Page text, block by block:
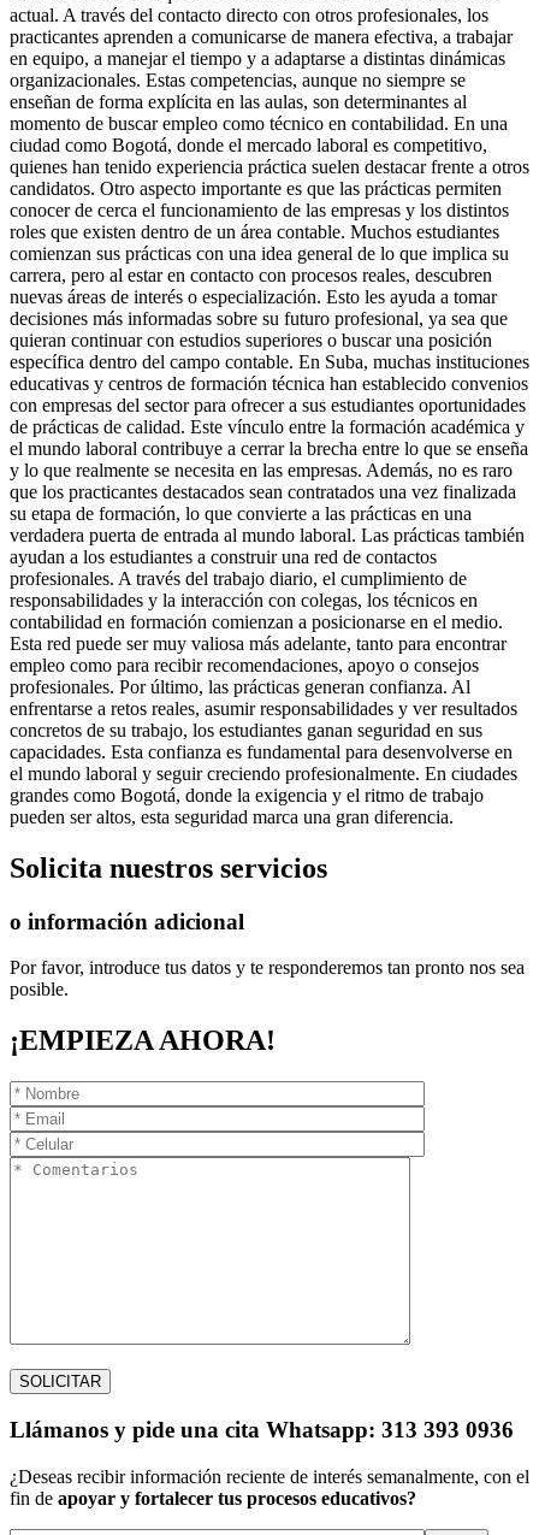
actual. A través del contacto directo con otros profesionales, los
practicantes aprenden a comunicarse de manera efectiva, a trabajar
en equipo, a manejar el tiempo y a adaptarse a distintas dinámicas
organizacionales. Estas competencias, aunque no siempre se
enseñan de forma explícita en las aulas, son determinantes al
momento de buscar empleo como técnico en contabilidad. En una
ciudad como Bogotá, donde el mercado laboral es competitivo,
quienes han tenido experiencia práctica suelen destacar frente a otros
candidatos. Otro aspecto importante es que las prácticas permiten
conocer de cerca el funcionamiento de las empresas y los distintos
roles que existen dentro de un área contable. Muchos estudiantes
comienzan sus prácticas con una idea general de lo que implica su
carrera, pero al estar en contacto con procesos reales, descubren
nuevas áreas de interés o especialización. Esto les ayuda a tomar
decisiones más informadas sobre su futuro profesional, ya sea que
quieran continuar con estudios superiores o buscar una posición
específica dentro del campo contable. En Suba, muchas instituciones
educativas y centros de formación técnica han establecido convenios
con empresas del sector para ofrecer a sus estudiantes oportunidades
de prácticas de calidad. Este vínculo entre la formación académica y
el mundo laboral contribuye a cerrar la brecha entre lo que se enseña
y lo que realmente se necesita en las empresas. Además, no es raro
que los practicantes destacados sean contratados una vez finalizada
su etapa de formación, lo que convierte a las prácticas en una
verdadera puerta de entrada al mundo laboral. Las prácticas también
ayudan a los estudiantes a construir una red de contactos
profesionales. A través del trabajo diario, el cumplimiento de
responsabilidades y la interacción con colegas, los técnicos en
contabilidad en formación comienzan a posicionarse en el medio.
Esta red puede ser muy valiosa más adelante, tanto para encontrar
empleo como para recibir recomendaciones, apoyo o consejos
profesionales. Por último, las prácticas generan confianza. Al
enfrentarse a retos reales, asumir responsabilidades y ver resultados
concretos de su trabajo, los estudiantes ganan seguridad en sus
capacidades. Esta confianza es fundamental para desenvolverse en
el mundo laboral y seguir creciendo profesionalmente. En ciudades
grandes como Bogotá, donde la exigencia y el ritmo de trabajo
pueden ser altos, esta seguridad marca una gran diferencia.
Solicita nuestros servicios
o información adicional
Por favor, introduce tus datos y te responderemos tan pronto nos sea
posible.
¡EMPIEZA AHORA!
Llámanos y pide una cita Whatsapp: 313 393 0936
¿Deseas recibir información reciente de interés semanalmente, con el
fin de apoyar y fortalecer tus procesos educativos?